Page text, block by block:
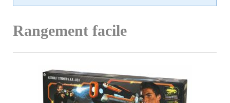
Rangement facile